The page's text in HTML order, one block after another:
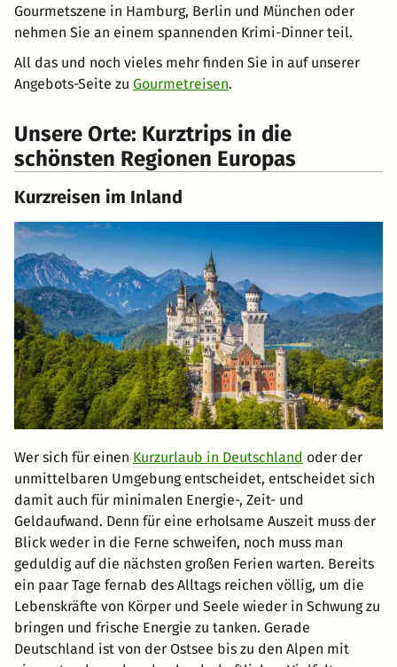
Gourmetszene in Hamburg, Berlin und München oder
nehmen Sie an einem spannenden Krimi-Dinner teil.
All das und noch vieles mehr finden Sie in auf unserer
Angebots-Seite zu Gourmetreisen.
Unsere Orte: Kurztrips in die
schönsten Regionen Europas
Kurzreisen im Inland
Wer sich für einen Kurzurlaub in Deutschland oder der
unmittelbaren Umgebung entscheidet, entscheidet sich
damit auch für minimalen Energie-, Zeit- und
Geldaufwand. Denn für eine erholsame Auszeit muss der
Blick weder in die Ferne schweifen, noch muss man
geduldig auf die nächsten großen Ferien warten. Bereits
ein paar Tage fernab des Alltags reichen völlig, um die
Lebenskräfte von Körper und Seele wieder in Schwung zu
bringen und frische Energie zu tanken. Gerade
Deutschland ist von der Ostsee bis zu den Alpen mit